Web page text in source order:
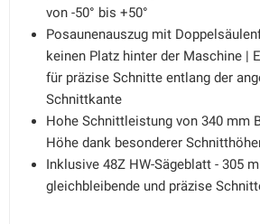
von -50° bis +50°
Posaunenauszug mit
keinen Platz hinter der Maschine |
für präzise Schnitte entlang der
Schnittkante
Hohe Schnittleistung von 340 mm
Höhe dank besonderer
Inklusive 48Z HW-Sägeblatt - 305
gleichbleibende und präzise